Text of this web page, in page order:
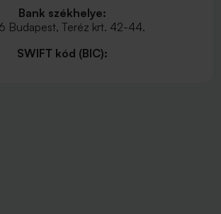
Bank székhelye:
Budapest, Teréz krt. 42-44.
SWIFT kód (BIC):